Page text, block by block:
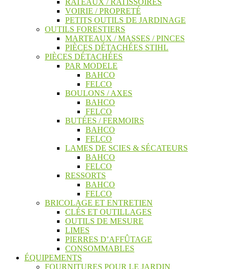
VOIRIE / PROPRETÉ
PETITS OUTILS DE JARDINAGE
OUTILS FORESTIERS
MARTEAUX / MASSES / PINCES
PIÈCES DÉTACHÉES STIHL
PIÈCES DÉTACHÉES
PAR MODELE
BAHCO
FELCO
BOULONS / AXES
BAHCO
FELCO
BUTÉES / FERMOIRS
BAHCO
FELCO
LAMES DE SCIES & SÉCATEURS
BAHCO
FELCO
RESSORTS
BAHCO
FELCO
BRICOLAGE ET ENTRETIEN
CLÉS ET OUTILLAGES
OUTILS DE MESURE
LIMES
PIERRES D’AFFÛTAGE
CONSOMMABLES
ÉQUIPEMENTS
FOURNITURES POUR LE JARDIN